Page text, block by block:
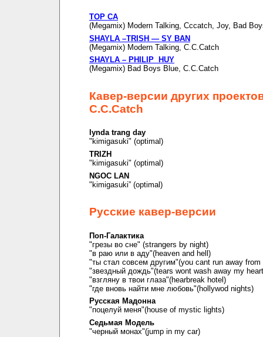
TOP CA
(Megamix) Modern Talking, Cccatch, Joy, Bad
SHAYLA –TRISH — SY BAN
(Megamix) Modern Talking, C.C.Catch
SHAYLA – PHILIP HUY
(Megamix) Bad Boys Blue, C.C.Catch
Кавер-версии других
C.C.Catch
lynda trang day
"kimigasuki" (optimal)
TRIZH
"kimigasuki" (optimal)
NGOC LAN
"kimigasuki” (optimal)
Русские кавер-версии
Поп-Галактика
"грезы во сне" (strangers by night)
"в раю или в аду"(heaven and hell)
"ты стал совсем другим"(you cant run away from
"звездный дождь"(tears wont wash away my
"взгляну в твои глаза"(hearbreak hotel)
"где вновь найти мне любовь"(hollywod nights)
Русская Мадонна
"поцелуй меня"(house of mystic lights)
Седьмая Модель
"черный монах"(jump in my car)